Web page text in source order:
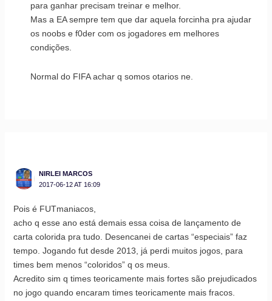
para ganhar precisam treinar e melhor.
Mas a EA sempre tem que dar aquela forcinha pra ajudar
os noobs e f0der com os jogadores em melhores
condições.
Normal do FIFA achar q somos otarios ne.
NIRLEI MARCOS
2017-06-12 AT 16:09
Pois é FUTmaniacos,
acho q esse ano está demais essa coisa de lançamento de
carta colorida pra tudo. Desencanei de cartas “especiais” faz
tempo. Jogando fut desde 2013, já perdi muitos jogos, para
times bem menos “coloridos” q os meus.
Acredito sim q times teoricamente mais fortes são prejudicados
no jogo quando encaram times teoricamente mais fracos.